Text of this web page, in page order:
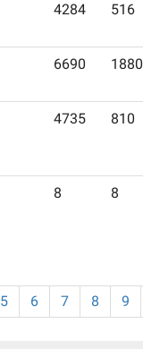
4284 516
6690 1880
4735 810
8 8
5 6 7 8 9